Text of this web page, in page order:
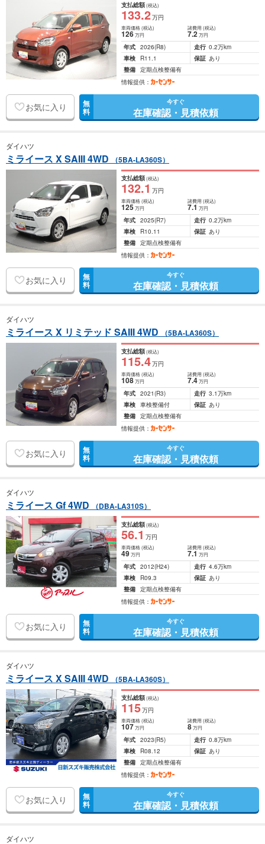
支払総額(税込)
133.2万円
車両価格(税込)
126万円
諸費用 (税込)
7.2 万円
年式 2026(R8) 走行 0.2万km
車検
R11.1 保証 あり
整備 定期点検整備有
情報提供：
お気に入り 無
料
今すぐ
在庫確認・見積依頼
ダイハツ
ミライース X SAIII 4WD （5BA-LA360S）
支払総額(税込)
132.1 万円
車両価格(税込)
125万円
諸費用 (税込)
7.1 万円
年式 2025(R7) 走行 0.2万km
車検
R10.11 保証 あり
整備 定期点検整備有
情報提供：
お気に入り 無
料
今すぐ
在庫確認・見積依頼
ダイハツ
ミライース X リミテッド SAIII 4WD （5BA-LA360S）
支払総額(税込)
115.4万円
車両価格(税込)
108万円
諸費用 (税込)
7.4 万円
年式 2021(R3) 走行 3.1万km
車検 車検整備付 保証 あり
整備 定期点検整備有
情報提供：
お気に入り 無
料
今すぐ
在庫確認・見積依頼
ダイハツ
ミライース Gf 4WD （DBA-LA310S）
支払総額(税込)
56.1 万円
車両価格(税込)
49万円
諸費用 (税込)
7.1 万円
年式 2012(H24) 走行 4.6万km
車検
R09.3 保証 あり
整備 定期点検整備有
情報提供：
お気に入り 無
料
今すぐ
在庫確認・見積依頼
ダイハツ
ミライース X SAIII 4WD （5BA-LA360S）
支払総額(税込)
115万円
車両価格(税込)
107万円
諸費用 (税込)
8 万円
年式 2023(R5) 走行 0.8万km
車検
R08.12 保証 あり
整備 定期点検整備有
情報提供：
お気に入り 無
料
今すぐ
在庫確認・見積依頼
ダイハツ